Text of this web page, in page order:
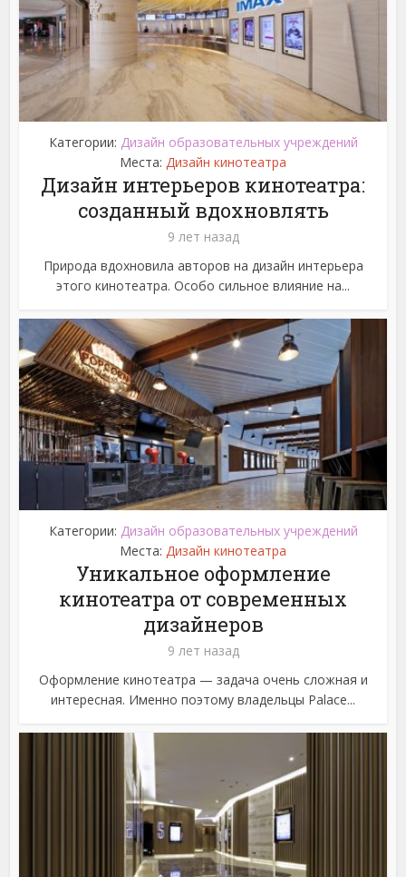
Категории: Дизайн образовательных учреждений
Места: Дизайн кинотеатра
Дизайн интерьеров кинотеатра:
созданный вдохновлять
9 лет назад
Природа вдохновила авторов на дизайн интерьера
этого кинотеатра. Особо сильное влияние на...
Категории: Дизайн образовательных учреждений
Места: Дизайн кинотеатра
Уникальное оформление
кинотеатра от современных
дизайнеров
9 лет назад
Оформление кинотеатра — задача очень сложная и
интересная. Именно поэтому владельцы Palace...